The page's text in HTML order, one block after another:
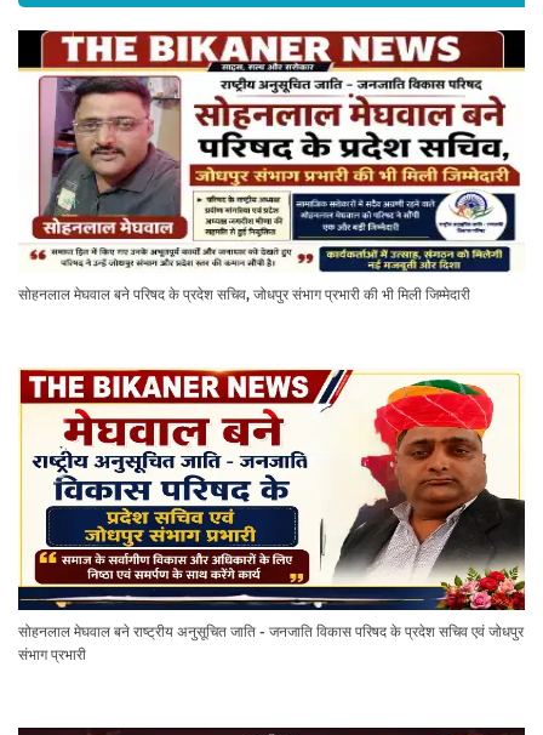
सोहनलाल मेघवाल बने परिषद के प्रदेश सचिव, जोधपुर संभाग प्रभारी की भी मिली जिम्मेदारी
सोहनलाल मेघवाल बने राष्ट्रीय अनुसूचित जाति - जनजाति विकास परिषद के प्रदेश सचिव एवं जोधपुर
संभाग प्रभारी